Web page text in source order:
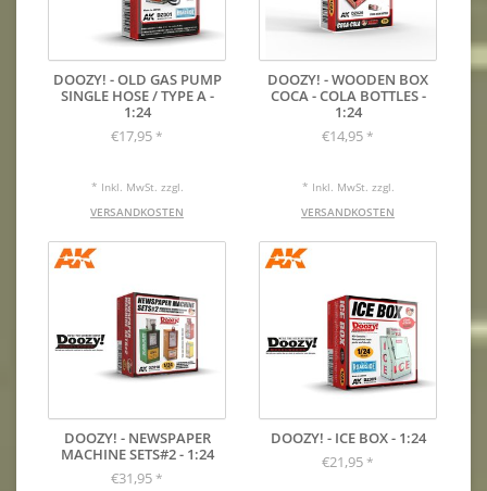
DOOZY! - OLD GAS PUMP
SINGLE HOSE / TYPE A -
1:24
€17,95 *
* Inkl. MwSt. zzgl.
VERSANDKOSTEN
DOOZY! - WOODEN BOX
COCA - COLA BOTTLES -
1:24
€14,95 *
* Inkl. MwSt. zzgl.
VERSANDKOSTEN
DOOZY! - NEWSPAPER
MACHINE SETS#2 - 1:24
€31,95 *
DOOZY! - ICE BOX - 1:24
€21,95 *